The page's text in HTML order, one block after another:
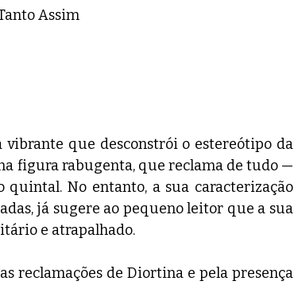
Assim
que desconstrói o estereótipo da
figura rabugenta, que reclama de tudo —
quintal. No entanto, a sua caracterização
já sugere ao pequeno leitor que a sua
e atrapalhado.
reclamações de Diortina e pela presença